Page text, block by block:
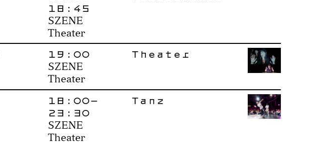
18:45
SZENE
Theater
19:00
SZENE
Theater
Theater
18:00–
23:30
SZENE
Theater
Tanz